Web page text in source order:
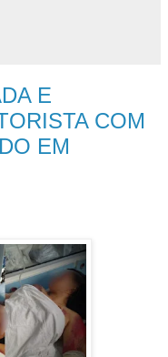
E
COM
EM